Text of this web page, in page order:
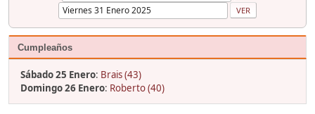
Cumpleaños
Sábado 25 Enero: Brais (43)
Domingo 26 Enero: Roberto (40)